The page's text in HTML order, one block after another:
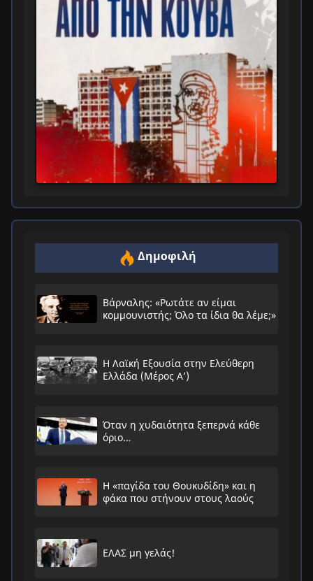
Δημοφιλή
Βάρναλης: «Ρωτάτε αν είμαι
κομμουνιστής; Όλο τα ίδια θα λέμε;»
Η Λαϊκή Εξουσία στην Ελεύθερη
Ελλάδα (Μέρος Α’)
Όταν η χυδαιότητα ξεπερνά κάθε
όριο…
Η «παγίδα του Θουκυδίδη» και η
φάκα που στήνουν στους λαούς
ΕΛΑΣ μη γελάς!